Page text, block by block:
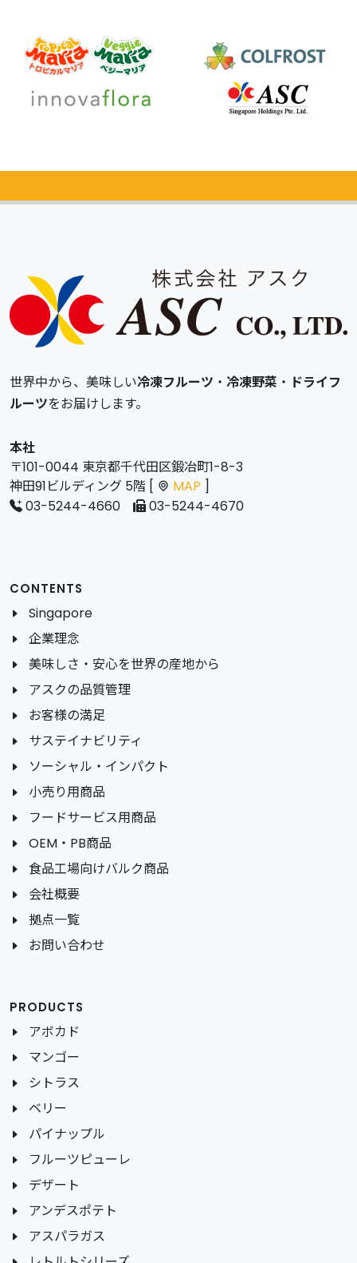
カタログ無料請求
世界中から、美味しい冷凍フルーツ ・ 冷凍野菜 ・ ドライフ
ルーツをお届けします。
本社
〒101-0044 東京都千代田区鍛冶町1-8-3
神田91ビルディング 5階 [
MAP ]
03-5244-4660
03-5244-4670
CONTENTS
Singapore
企業理念
美味しさ・安心を世界の産地から
アスクの品質管理
お客様の満足
サステイナビリティ
ソーシャル・インパクト
小売り用商品
フードサービス用商品
OEM・PB商品
食品工場向けバルク商品
会社概要
拠点一覧
お問い合わせ
PRODUCTS
アボカド
マンゴー
シトラス
ベリー
パイナップル
フルーツピューレ
デザート
アンデスポテト
アスパラガス